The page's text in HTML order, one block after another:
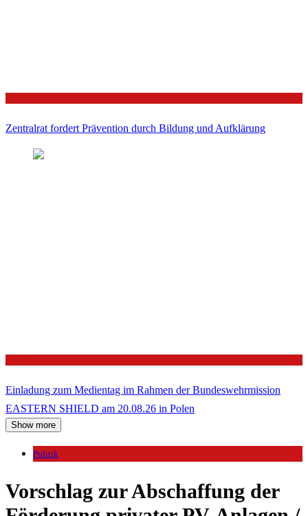
Zentralrat fordert Prävention durch Bildung und Aufklärung
Einladung zum Medientag im Rahmen der Bundeswehrmission
EASTERN SHIELD am 20.08.26 in Polen
Show more
Politik
Vorschlag zur Abschaffung der